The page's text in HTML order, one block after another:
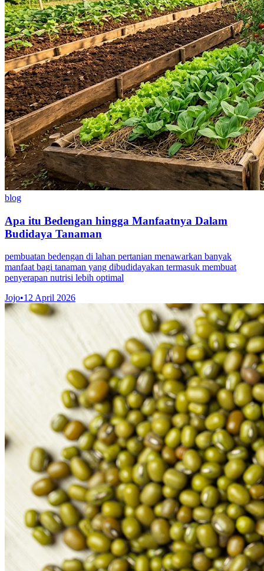
blog
Apa itu Bedengan hingga Manfaatnya Dalam
Budidaya Tanaman
pembuatan bedengan di lahan pertanian menawarkan banyak
manfaat bagi tanaman yang dibudidayakan termasuk membuat
penyerapan nutrisi lebih optimal
Jojo•12 April 2026